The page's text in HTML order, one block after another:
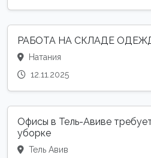
РАБОТА НА СКЛАДЕ
Натания
12.11.2025
Офисы в Тель-Авиве
уборке
Тель Авив